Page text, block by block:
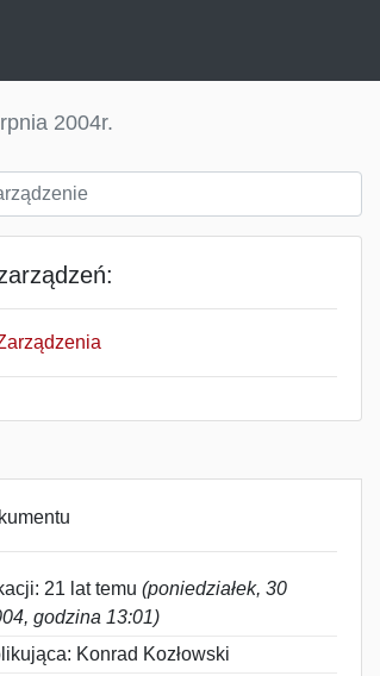
2004r.
21 lat temu (poniedziałek, 30
godzina 13:01)
Konrad Kozłowski